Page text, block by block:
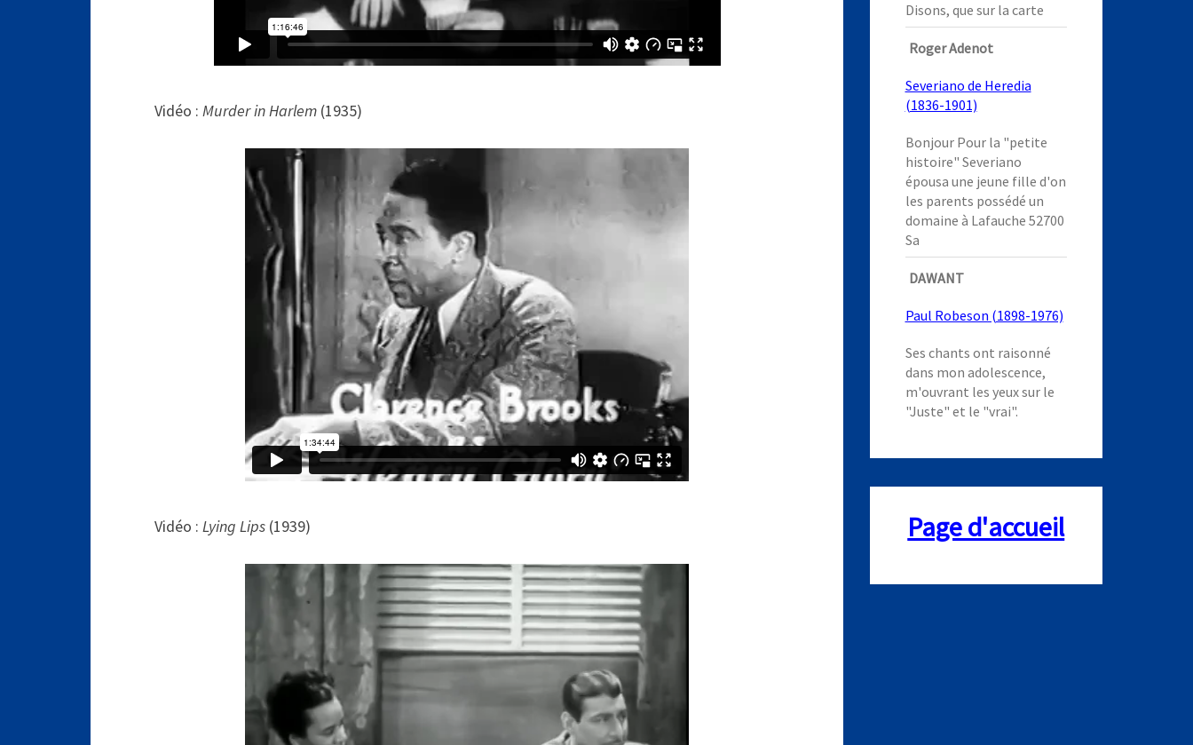
Vidéo : Murder in Harlem (1935)
Vidéo : Lying Lips (1939)
Disons, que sur la carte
Roger Adenot
Severiano de Heredia
(1836-1901)
Bonjour Pour la "petite
histoire" Severiano
épousa une jeune fille d'on
les parents possédé un
domaine à Lafauche 52700
Sa
DAWANT
Paul Robeson (1898-1976)
Ses chants ont raisonné
dans mon adolescence,
m'ouvrant les yeux sur le
"Juste" et le "vrai".
Page d'accueil